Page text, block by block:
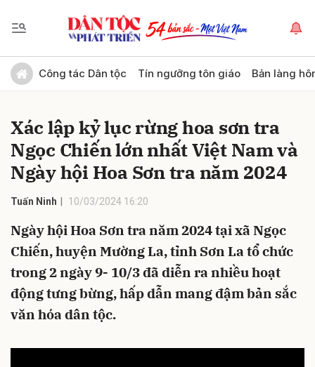
Công tác Dân tộc Tín ngưỡng tôn giáo Bản làng
Xác lập kỷ lục rừng hoa sơn tra
Ngọc Chiến lớn nhất Việt Nam và
Ngày hội Hoa Sơn tra năm 2024
Tuấn Ninh 10/03/2024 16:20
Ngày hội Hoa Sơn tra năm 2024 tại xã Ngọc
Chiến, huyện Mường La, tỉnh Sơn La tổ chức
trong 2 ngày 9- 10/3 đã diễn ra nhiều hoạt
động tưng bừng, hấp dẫn mang đậm bản sắc
văn hóa dân tộc.
Gửi bình luận